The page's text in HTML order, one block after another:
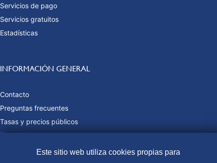
Servicios de pago
Servicios gratuitos
Estadísticas
INFORMACIÓN GENERAL
Contacto
Preguntas frecuentes
Tasas y precios públicos
Formas de pago
Este sitio web utiliza cookies propias para